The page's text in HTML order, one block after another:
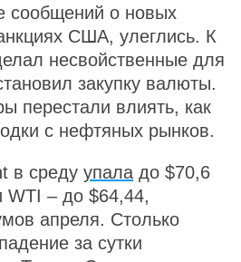
сообщений о новых
США, улеглись. К
несвойственные для
закупку валюты.
перестали влиять, как
с нефтяных рынков.
в среду упала до $70,6
WTI – до $64,44,
апреля. Столько
за сутки